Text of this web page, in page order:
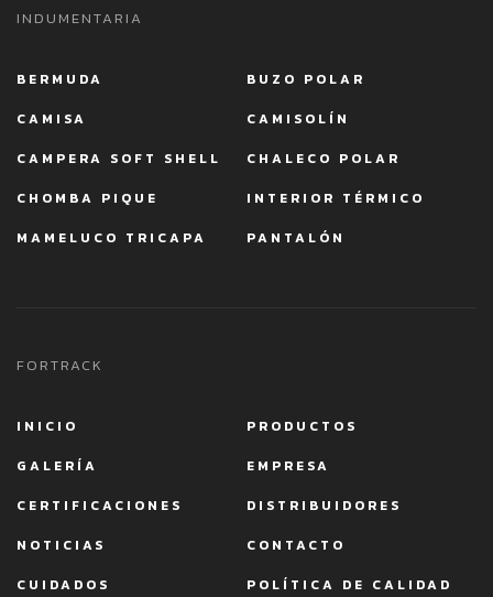
INDUMENTARIA
BERMUDA
BUZO POLAR
CAMISA
CAMISOLÍN
CAMPERA SOFT SHELL
CHALECO POLAR
CHOMBA PIQUE
INTERIOR TÉRMICO
MAMELUCO TRICAPA
PANTALÓN
FORTRACK
INICIO
PRODUCTOS
GALERÍA
EMPRESA
CERTIFICACIONES
DISTRIBUIDORES
NOTICIAS
CONTACTO
CUIDADOS
POLÍTICA DE CALIDAD